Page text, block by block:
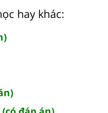
hay khác: